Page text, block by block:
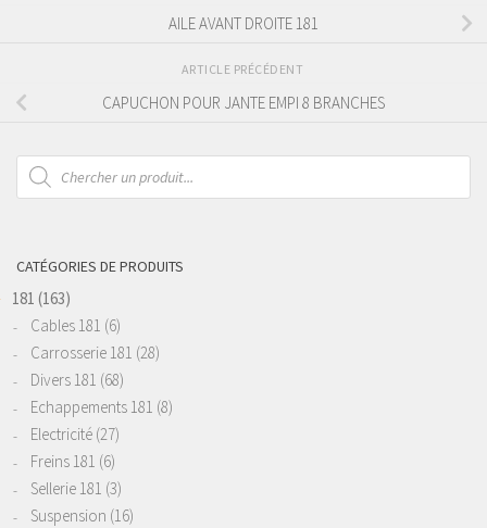
AILE AVANT DROITE 181
ARTICLE PRÉCÉDENT
CAPUCHON POUR JANTE EMPI 8 BRANCHES
Recherche
de
produits
CATÉGORIES DE PRODUITS
181 (163)
Cables 181 (6)
Carrosserie 181 (28)
Divers 181 (68)
Echappements 181 (8)
Electricité (27)
Freins 181 (6)
Sellerie 181 (3)
Suspension (16)